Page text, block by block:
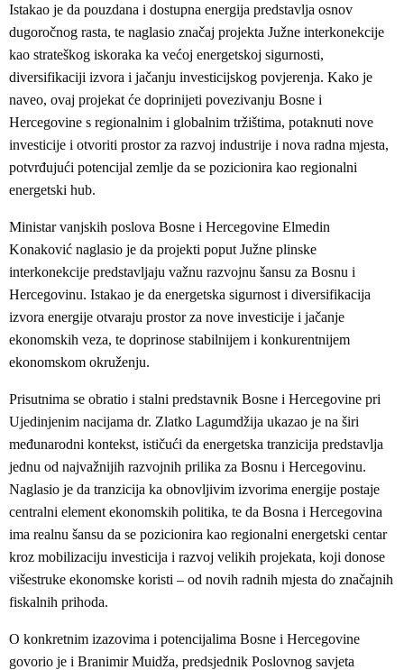
Istakao je da pouzdana i dostupna energija predstavlja osnov
dugoročnog rasta, te naglasio značaj projekta Južne interkonekcije
kao strateškog iskoraka ka većoj energetskoj sigurnosti,
diversifikaciji izvora i jačanju investicijskog povjerenja. Kako je
naveo, ovaj projekat će doprinijeti povezivanju Bosne i
Hercegovine s regionalnim i globalnim tržištima, potaknuti nove
investicije i otvoriti prostor za razvoj industrije i nova radna mjesta,
potvrđujući potencijal zemlje da se pozicionira kao regionalni
energetski hub.
Ministar vanjskih poslova Bosne i Hercegovine Elmedin
Konaković naglasio je da projekti poput Južne plinske
interkonekcije predstavljaju važnu razvojnu šansu za Bosnu i
Hercegovinu. Istakao je da energetska sigurnost i diversifikacija
izvora energije otvaraju prostor za nove investicije i jačanje
ekonomskih veza, te doprinose stabilnijem i konkurentnijem
ekonomskom okruženju.
Prisutnima se obratio i stalni predstavnik Bosne i Hercegovine pri
Ujedinjenim nacijama dr. Zlatko Lagumdžija ukazao je na širi
međunarodni kontekst, ističući da energetska tranzicija predstavlja
jednu od najvažnijih razvojnih prilika za Bosnu i Hercegovinu.
Naglasio je da tranzicija ka obnovljivim izvorima energije postaje
centralni element ekonomskih politika, te da Bosna i Hercegovina
ima realnu šansu da se pozicionira kao regionalni energetski centar
kroz mobilizaciju investicija i razvoj velikih projekata, koji donose
višestruke ekonomske koristi – od novih radnih mjesta do značajnih
fiskalnih prihoda.
O konkretnim izazovima i potencijalima Bosne i Hercegovine
govorio je i Branimir Muidža, predsjednik Poslovnog savjeta